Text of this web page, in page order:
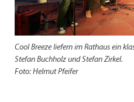
Cool Breeze liefern im Rathaus ein
Stefan Buchholz und Stefan Zirkel.
Foto: Helmut Pfeifer